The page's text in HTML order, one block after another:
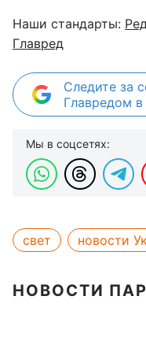
Наши стандарты:
Главред
Следите за
Главредом в
Мы в соцсетях:
свет новости
НОВОСТИ